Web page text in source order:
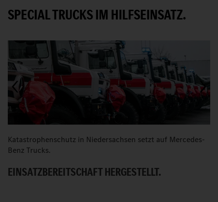
SPECIAL TRUCKS IM HILFSEINSATZ.
Katastrophenschutz in Niedersachsen setzt auf Mercedes-
Benz Trucks.
EINSATZBEREITSCHAFT HERGESTELLT.